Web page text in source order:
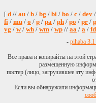
[ d // au / b / bg / bi / bo / c / dev /
fi / mu / o / p / pa / ph / po / pr /
vg / w/ wh / wm / wp // aa / a / fd
- pihaba
Все права и копирайты на этой
размещенную
постер (лицо, загрузившее эту
Если вы обнаружили